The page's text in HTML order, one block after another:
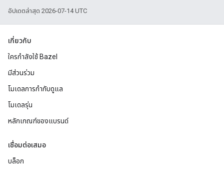
อัปเดตล่าสุด 2026-07-14 UTC
เกี่ยวกับ
ใครกำลังใช้ Bazel
มีส่วนร่วม
โมเดลการกำกับดูแล
โมเดลรุ่น
หลักเกณฑ์ของแบรนด์
เชื่อมต่อเสมอ
บล็อก